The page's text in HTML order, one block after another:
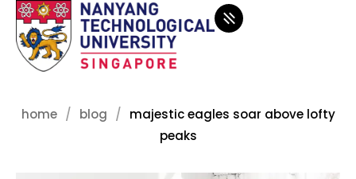
home blog
majestic eagles soar above lofty
peaks